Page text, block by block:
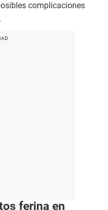
complicaciones
ferina en